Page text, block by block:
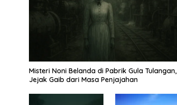
Misteri Noni Belanda di Pabrik Gula Tulangan,
Jejak Gaib dari Masa Penjajahan